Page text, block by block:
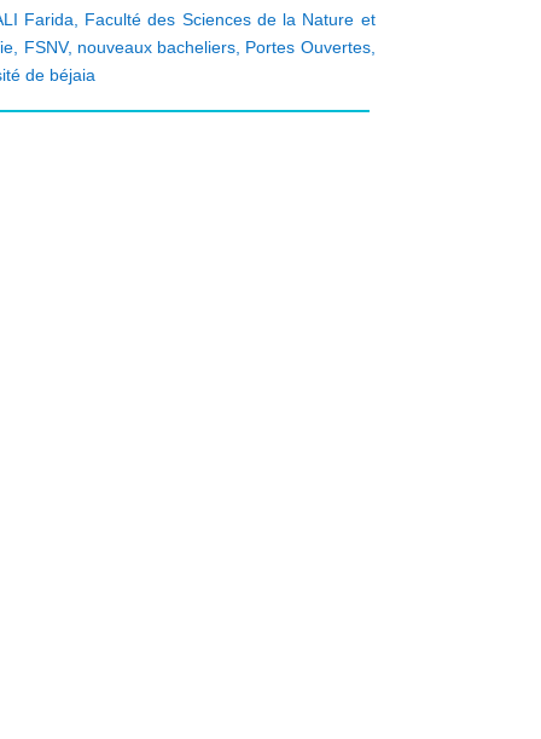
Farida, Faculté des Sciences de la Nature et
, FSNV, nouveaux bacheliers, Portes Ouvertes,
de béjaia